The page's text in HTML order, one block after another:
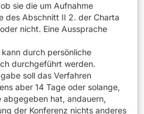
sie die um Aufnahme
des Abschnitt II 2. der Charta
nicht. Eine Aussprache
durch persönliche
durchgeführt werden.
soll das Verfahren
aber 14 Tage oder solange,
abgegeben hat, andauern,
der Konferenz nichts anderes